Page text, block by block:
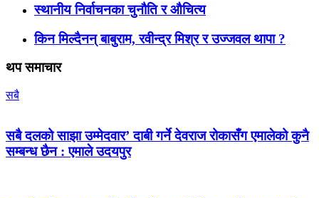
स्थानीय निर्वाचनका चुनौति र औचित्य
किन मिल्दैनन् बाबुराम, रवीन्द्र मिश्र र उज्जवल थापा ?
थप समाचार
सबै
सबै दलको साझा उम्मेदवार’ दाबी गर्ने देवराज रोकासँग एमालेको कुनै
सम्बन्ध छैन : एमाले उदयपुर